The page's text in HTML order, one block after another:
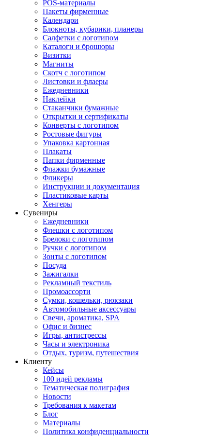
POS-материалы
Пакеты фирменные
Календари
Блокноты, кубарики, планеры
Салфетки с логотипом
Каталоги и брошюры
Визитки
Магниты
Скотч с логотипом
Листовки и флаеры
Ежедневники
Наклейки
Стаканчики бумажные
Открытки и сертификаты
Конверты с логотипом
Ростовые фигуры
Упаковка картонная
Плакаты
Папки фирменные
Флажки бумажные
Фликеры
Инструкции и документация
Пластиковые карты
Хенгеры
Сувениры
Ежедневники
Флешки с логотипом
Брелоки с логотипом
Ручки с логотипом
Зонты с логотипом
Посуда
Зажигалки
Рекламный текстиль
Промоассорти
Сумки, кошельки, рюкзаки
Автомобильные аксессуары
Свечи, ароматика, SPA
Офис и бизнес
Игры, антистрессы
Часы и электроника
Отдых, туризм, путешествия
Клиенту
Кейсы
100 идей рекламы
Тематическая полиграфия
Новости
Требования к макетам
Блог
Материалы
Политика конфиденциальности